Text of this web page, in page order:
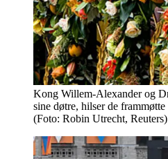
Kong Willem-Alexander og
sine døtre, hilser de
(Foto: Robin Utrecht, Reuters)